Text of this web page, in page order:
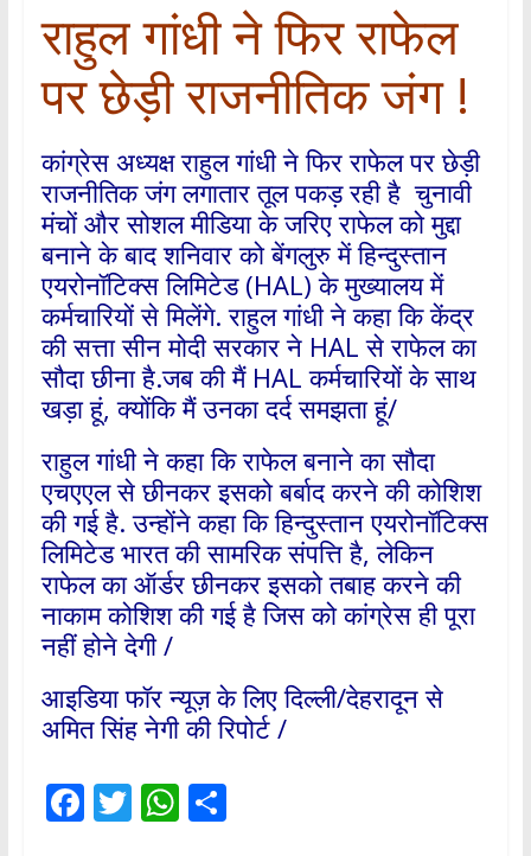
राहुल गांधी ने फिर राफेल
पर छेड़ी राजनीतिक जंग !
कांग्रेस अध्यक्ष राहुल गांधी ने फिर राफेल पर छेड़ी
राजनीतिक जंग लगातार तूल पकड़ रही है चुनावी
मंचों और सोशल मीडिया के जरिए राफेल को मुद्दा
बनाने के बाद शनिवार को बेंगलुरु में हिन्दुस्तान
एयरोनॉटिक्स लिमिटेड (HAL) के मुख्यालय में
कर्मचारियों से मिलेंगे. राहुल गांधी ने कहा कि केंद्र
की सत्ता सीन मोदी सरकार ने HAL से राफेल का
सौदा छीना है.जब की मैं HAL कर्मचारियों के साथ
खड़ा हूं, क्योंकि मैं उनका दर्द समझता हूं/
राहुल गांधी ने कहा कि राफेल बनाने का सौदा
एचएएल से छीनकर इसको बर्बाद करने की कोशिश
की गई है. उन्होंने कहा कि हिन्दुस्तान एयरोनॉटिक्स
लिमिटेड भारत की सामरिक संपत्ति है, लेकिन
राफेल का ऑर्डर छीनकर इसको तबाह करने की
नाकाम कोशिश की गई है जिस को कांग्रेस ही पूरा
नहीं होने देगी /
आइडिया फॉर न्यूज़ के लिए दिल्ली/देहरादून से
अमित सिंह नेगी की रिपोर्ट /
F T W S